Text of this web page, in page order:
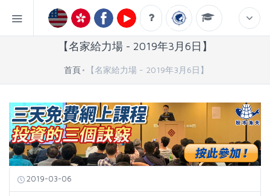
【名家給力場 - 2019年3月6日】
首頁 【名家給力場 - 2019年3月6日】
2019-03-06